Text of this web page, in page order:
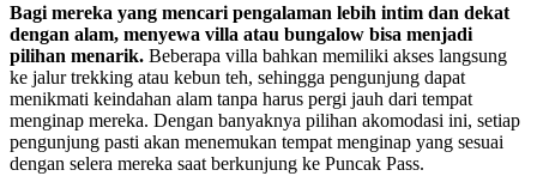
Bagi mereka yang mencari pengalaman lebih intim dan dekat
dengan alam, menyewa villa atau bungalow bisa menjadi
pilihan menarik. Beberapa villa bahkan memiliki akses langsung
ke jalur trekking atau kebun teh, sehingga pengunjung dapat
menikmati keindahan alam tanpa harus pergi jauh dari tempat
menginap mereka. Dengan banyaknya pilihan akomodasi ini, setiap
pengunjung pasti akan menemukan tempat menginap yang sesuai
dengan selera mereka saat berkunjung ke Puncak Pass.